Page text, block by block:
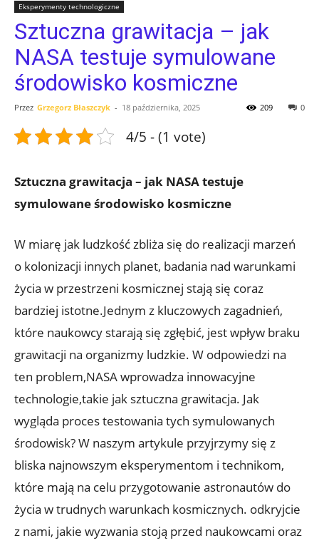
Eksperymenty technologiczne
Sztuczna grawitacja – jak
NASA testuje symulowane
środowisko kosmiczne
Przez Grzegorz Błaszczyk - 18 października, 2025 0
209
4/5 - (1 vote)
Sztuczna grawitacja – jak NASA testuje
symulowane środowisko kosmiczne
W miarę ‍jak ludzkość zbliża się do realizacji marzeń
o kolonizacji innych planet, badania nad warunkami
życia w przestrzeni kosmicznej stają⁢ się ⁤coraz
bardziej istotne.Jednym z ‍kluczowych zagadnień,
które‌ naukowcy⁣ starają się ​zgłębić, jest wpływ braku⁣
grawitacji na organizmy ludzkie.‍ W odpowiedzi na
ten problem,NASA wprowadza innowacyjne
technologie,takie⁢ jak sztuczna⁢ grawitacja. Jak
⁢wygląda ​proces testowania tych symulowanych
środowisk?⁣ W naszym artykule przyjrzymy ⁣się z
bliska‍ najnowszym eksperymentom i ‌technikom,‌
które ‍mają na⁤ celu przygotowanie astronautów do
życia⁣ w trudnych warunkach kosmicznych.⁢ odkryjcie
z‍ nami, jakie wyzwania ⁤stoją ⁤przed naukowcami oraz